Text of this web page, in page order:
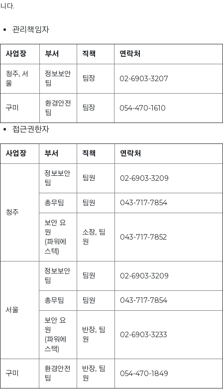
니다.
관리책임자
사업장 부서 직책 연락처
청주, 서
울
정보보안
팀
팀장 02-6903-3207
구미
환경안전
팀
팀장 054-470-1610
접근권한자
사업장 부서 직책 연락처
청주
정보보안
팀
팀원 02-6903-3209
총무팀 팀원 043-717-7854
보안 요
원
(파워에
스텍)
소장, 팀
원
043-717-7852
서울
정보보안
팀
팀원 02-6903-3209
총무팀 팀원 043-717-7854
보안 요
원
(파워에
스택)
반장, 팀
원
02-6903-3233
구미
환경안전
팀
반장, 팀
원
054-470-1849